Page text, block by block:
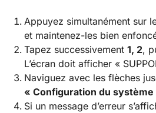
Appuyez simultanément sur
et maintenez-les bien
Tapez successivement 1, 2,
L’écran doit afficher «
Naviguez avec les flèches
« Configuration du système
Si un message d’erreur